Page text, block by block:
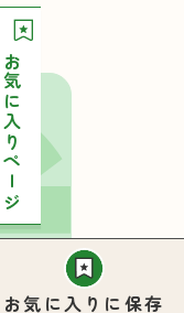
お気に入りページ
お気に入りに保存
月27日